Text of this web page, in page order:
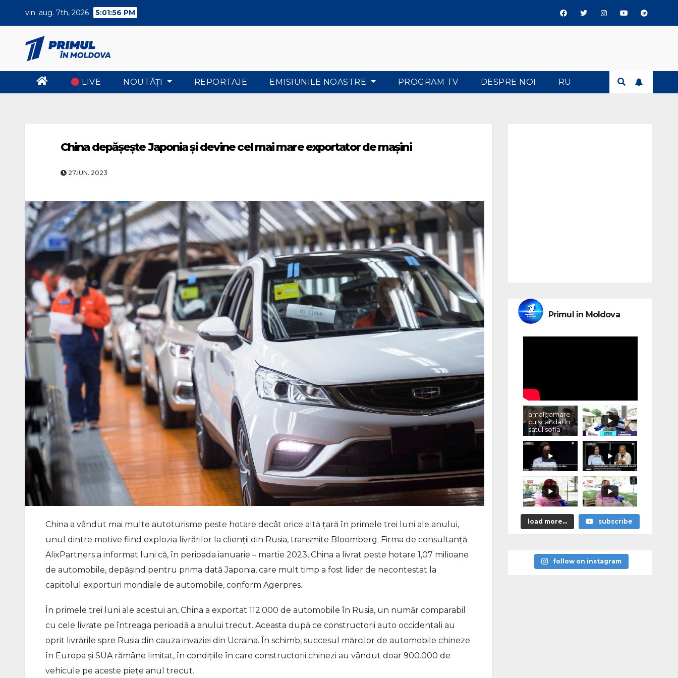
vin. aug. 7th, 2026 5:01:57 PM
LIVE NOUTĂŢI REPORTAJE EMISIUNILE NOASTRE PROGRAM TV DESPRE NOI RU
China depășește Japonia și devine cel mai mare exportator de mașini
27.IUN..2023
China a vândut mai multe autoturisme peste hotare decât orice altă ţară în primele trei luni ale anului,
unul dintre motive fiind explozia livrărilor la clienţii din Rusia, transmite Bloomberg. Firma de consultanţă
AlixPartners a informat luni că, în perioada ianuarie – martie 2023, China a livrat peste hotare 1,07 milioane
de automobile, depăşind pentru prima dată Japonia, care mult timp a fost lider de necontestat la
capitolul exporturi mondiale de automobile, conform Agerpres.
În primele trei luni ale acestui an, China a exportat 112.000 de automobile în Rusia, un număr comparabil
cu cele livrate pe întreaga perioadă a anului trecut. Aceasta după ce constructorii auto occidentali au
oprit livrările spre Rusia din cauza invaziei din Ucraina. În schimb, succesul mărcilor de automobile chineze
în Europa şi SUA rămâne limitat, în condiţiile în care constructorii chinezi au vândut doar 900.000 de
vehicule pe aceste pieţe anul trecut.
Primul în Moldova
amalgamare
cu scandal în
satul sofia
load more... subscribe
follow on instagram